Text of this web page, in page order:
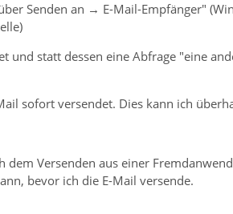
Senden an → E-Mail-Empfänger"
und statt dessen eine Abfrage "eine
sofort versendet. Dies kann ich
Versenden aus einer
bevor ich die E-Mail versende.